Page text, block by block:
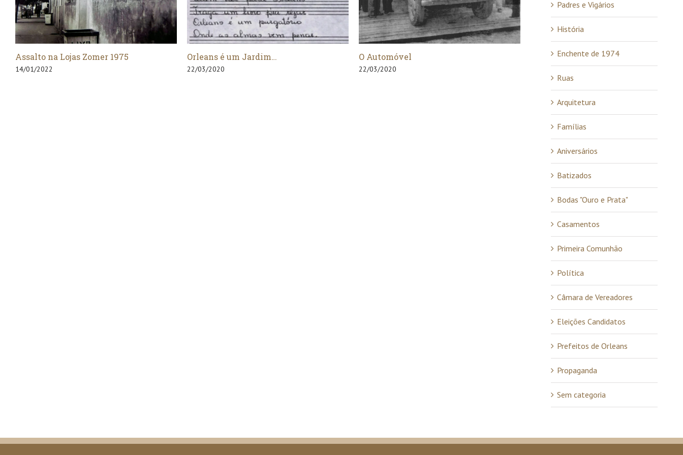
Orleans é um Jardim…
22/03/2020
O Automóvel
22/03/2020
Natal sem Luz
22/03/2020
Vendaval Olaria da Família Veronez-
Barracão 1971.
29/03/2024
Padres e Vigários
História
Enchente de 1974
Ruas
Arquitetura
Famílias
Aniversários
Batizados
Bodas "Ouro e Prata"
Casamentos
Primeira Comunhão
Política
Câmara de Vereadores
Eleições Candidatos
Prefeitos de Orleans
Propaganda
Sem categoria